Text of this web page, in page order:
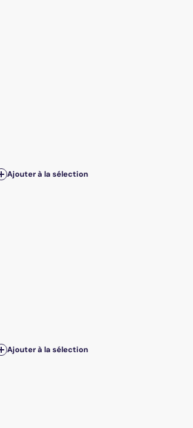
Ajouter à la sélection
Ajouter à la sélection